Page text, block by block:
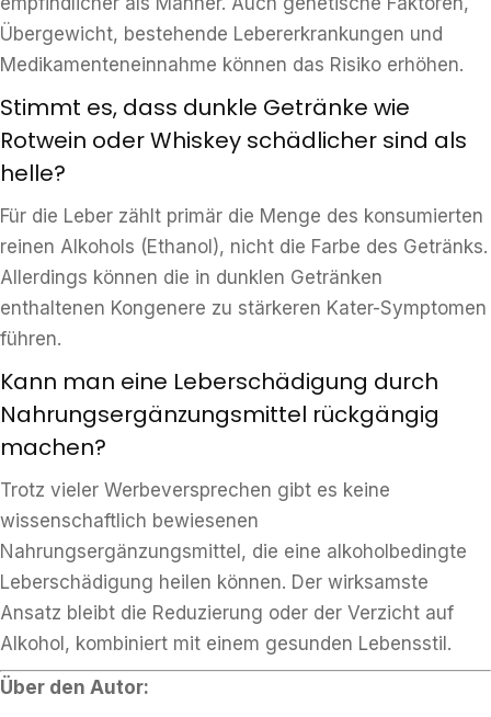
Übergewicht, bestehende Lebererkrankungen und
Medikamenteneinnahme können das Risiko erhöhen.
Stimmt es, dass dunkle Getränke wie
Rotwein oder Whiskey schädlicher sind als
helle?
Für die Leber zählt primär die Menge des konsumierten
reinen Alkohols (Ethanol), nicht die Farbe des Getränks.
Allerdings können die in dunklen Getränken
enthaltenen Kongenere zu stärkeren Kater-Symptomen
führen.
Kann man eine Leberschädigung durch
Nahrungsergänzungsmittel rückgängig
machen?
Trotz vieler Werbeversprechen gibt es keine
wissenschaftlich bewiesenen
Nahrungsergänzungsmittel, die eine alkoholbedingte
Leberschädigung heilen können. Der wirksamste
Ansatz bleibt die Reduzierung oder der Verzicht auf
Alkohol, kombiniert mit einem gesunden Lebensstil.
Über den Autor: